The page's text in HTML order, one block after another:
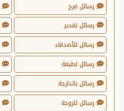
رسائل فرح
رسائل تقدير
رسائل للأصدقاء
رسائل لطيفة
رسائل بالدارجة
رسائل للزوجة